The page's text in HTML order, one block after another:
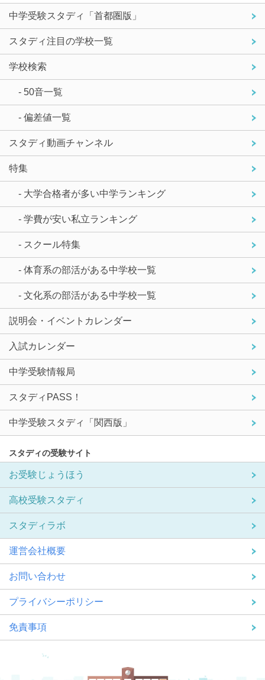
中学受験スタディ「首都圏版」
スタディ注目の学校一覧
学校検索
- 50音一覧
- 偏差値一覧
スタディ動画チャンネル
特集
- 大学合格者が多い中学ランキング
- 学費が安い私立ランキング
- スクール特集
- 体育系の部活がある中学校一覧
- 文化系の部活がある中学校一覧
説明会・イベントカレンダー
入試カレンダー
中学受験情報局
スタディPASS！
中学受験スタディ「関西版」
スタディの受験サイト
お受験じょうほう
高校受験スタディ
スタディラボ
運営会社概要
お問い合わせ
プライバシーポリシー
免責事項